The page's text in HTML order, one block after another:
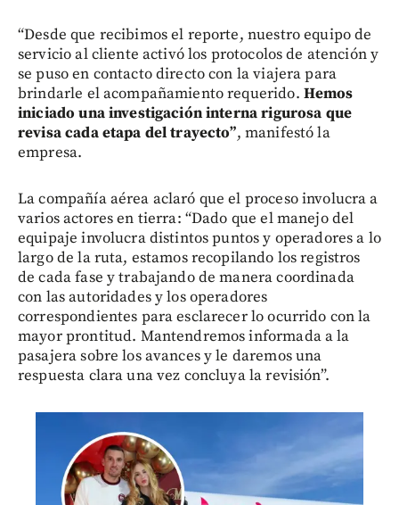
“Desde que recibimos el reporte, nuestro equipo de
servicio al cliente activó los protocolos de atención y
se puso en contacto directo con la viajera para
brindarle el acompañamiento requerido. Hemos
iniciado una investigación interna rigurosa que
revisa cada etapa del trayecto”, manifestó la
empresa.
La compañía aérea aclaró que el proceso involucra a
varios actores en tierra: “Dado que el manejo del
equipaje involucra distintos puntos y operadores a lo
largo de la ruta, estamos recopilando los registros
de cada fase y trabajando de manera coordinada
con las autoridades y los operadores
correspondientes para esclarecer lo ocurrido con la
mayor prontitud. Mantendremos informada a la
pasajera sobre los avances y le daremos una
respuesta clara una vez concluya la revisión”.